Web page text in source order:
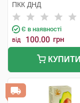
ПКК ДНД
Є в наявності
від 100.00 грн
КУПИТИ